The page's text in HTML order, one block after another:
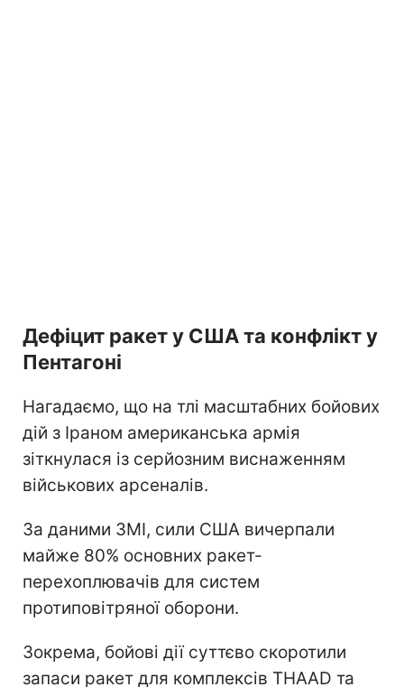
Дефіцит ракет у США та конфлікт у
Пентагоні
Нагадаємо, що на тлі масштабних бойових
дій з Іраном американська армія
зіткнулася із серйозним виснаженням
військових арсеналів.
За даними ЗМІ, сили США вичерпали
майже 80% основних ракет-
перехоплювачів для систем
протиповітряної оборони.
Зокрема, бойові дії суттєво скоротили
запаси ракет для комплексів THAAD та